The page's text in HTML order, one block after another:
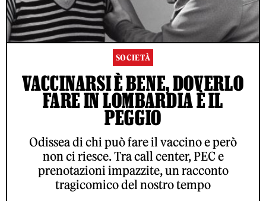
SOCIETÀ
VACCINARSI È BENE, DOVERLO
FARE IN LOMBARDIA È IL
PEGGIO
Odissea di chi può fare il vaccino e però
non ci riesce. Tra call center, PEC e
prenotazioni impazzite, un racconto
tragicomico del nostro tempo